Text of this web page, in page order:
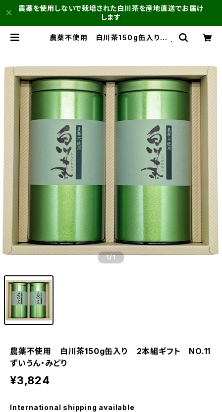
農薬を使用しないで栽培された白川茶を産地直送でお届け
します
農薬不使用 白川茶150g缶入り 2
1/1
農薬不使用 白川茶150g缶入り 2本組ギフト NO.11
ずいうん・みどり
¥3,824
International shipping available